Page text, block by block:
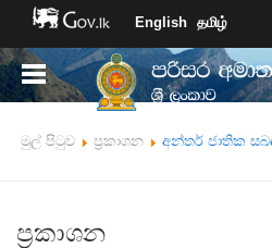
English தமிழ்
මුල් පිටුව ප්‍රකාශන අන්තර් ජාතික
ප්‍රකාශන